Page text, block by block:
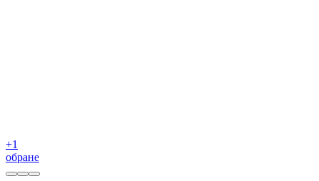
+1
обране